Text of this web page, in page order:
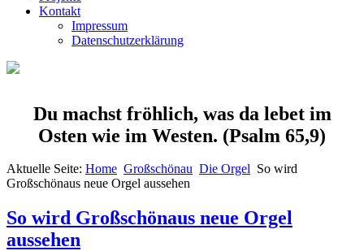
Kontakt
Impressum
Datenschutzerklärung
Du machst fröhlich, was da lebet im
Osten wie im Westen. (Psalm 65,9)
Aktuelle Seite: Home Großschönau Die Orgel So wird
Großschönaus neue Orgel aussehen
So wird Großschönaus neue Orgel
aussehen